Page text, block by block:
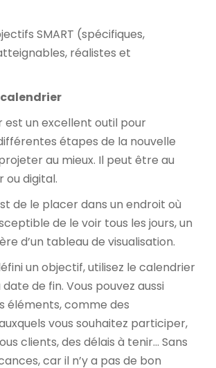
SMART (spécifiques,
réalistes et
calendrier
est un excellent outil pour
étapes de la nouvelle
au mieux. Il peut être au
digital.
de le placer dans un endroit où
de le voir tous les jours, un
d’un tableau de visualisation.
un objectif, utilisez le calendrier
de fin. Vous pouvez aussi
éléments, comme des
vous souhaitez participer,
clients, des délais à tenir… Sans
car il n’y a pas de bon